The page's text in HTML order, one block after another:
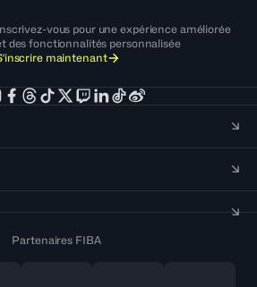
vous pour une expérience améliorée
des fonctionnalités personnalisée
maintenant
Partenaires FIBA